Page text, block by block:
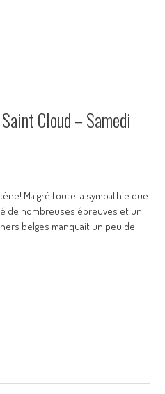
Cloud – Samedi
Malgré toute la sympathie que
de nombreuses épreuves et un
belges manquait un peu de